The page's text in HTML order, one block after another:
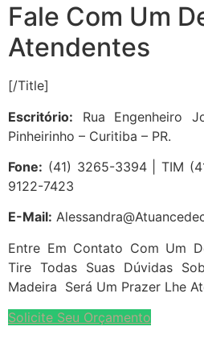
Fale Com Um
Atendentes
[/title]
Escritório: Rua Engenheiro
Pinheirinho – Curitiba – PR.
Fone: (41) 3265-3394 | TIM
9122-7423
E-Mail:
Entre Em Contato Com Um
Tire Todas Suas Dúvidas
Madeira Será Um Prazer Lhe
Solicite Seu Orçamento